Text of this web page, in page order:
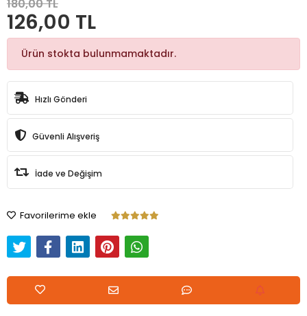
180,00 TL
126,00 TL
Ürün stokta bulunmamaktadır.
Hızlı Gönderi
Güvenli Alışveriş
İade ve Değişim
Favorilerime ekle